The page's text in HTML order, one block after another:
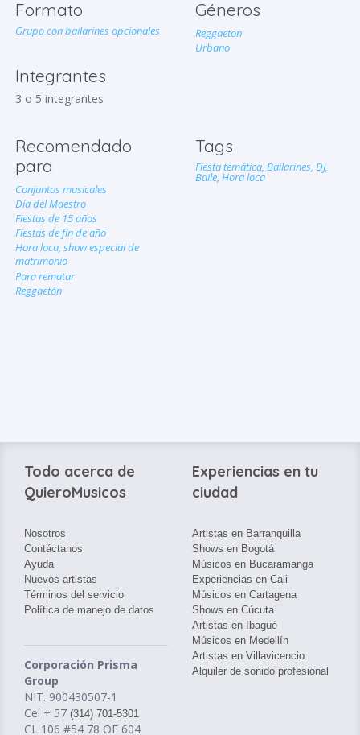
Formato
Grupo con bailarines opcionales
Integrantes
3 o 5 integrantes
Géneros
Reggaeton
Urbano
Recomendado
para
Conjuntos musicales
Día del Maestro
Fiestas de 15 años
Fiestas de fin de año
Hora loca, show especial de
matrimonio
Para rematar
Reggaetón
Tags
Fiesta temática, Bailarines, DJ,
Baile, Hora loca
Todo acerca de
QuieroMusicos
Nosotros
Contáctanos
Ayuda
Nuevos artistas
Términos del servicio
Política de manejo de datos
Corporación Prisma
Group
NIT. 900430507-1
Cel + 57 (314) 701-5301
CL 106 #54 78 OF 604
Experiencias en tu
ciudad
Artistas en Barranquilla
Shows en Bogotá
Músicos en Bucaramanga
Experiencias en Cali
Músicos en Cartagena
Shows en Cúcuta
Artistas en Ibagué
Músicos en Medellín
Artistas en Villavicencio
Alquiler de sonido profesional